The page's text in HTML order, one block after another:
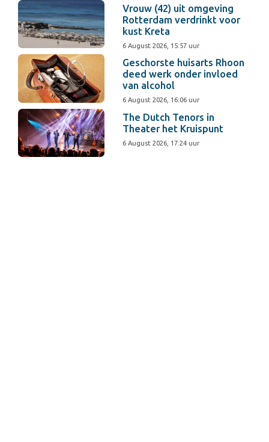
Vrouw (42) uit omgeving
Rotterdam verdrinkt voor
kust Kreta
6 August 2026, 15:57 uur
Geschorste huisarts Rhoon
deed werk onder invloed
van alcohol
6 August 2026, 16:06 uur
The Dutch Tenors in
Theater het Kruispunt
6 August 2026, 17:24 uur